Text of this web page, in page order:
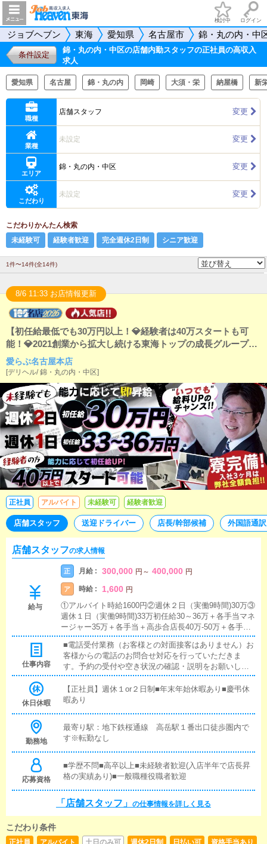
検討中 ログイン
ジョブヘブン 東海 愛知県 名古屋市 錦・丸の内・中
条件設定
錦・丸の内・中区の店舗内勤スタッフの正社員の高収入
求人
愛知県 名古屋 錦・丸の内 岡崎 大須・栄 納屋橋 新
職種
店舗スタッフ 変更
業種
未設定 変更
エリア
錦・丸の内・中区 変更
こだわり
未設定 変更
こだわりかんたん検索
未経験可
経験者歓迎 完全週休2日制 シニア歓迎
1件〜14件(全14件)
8/6 11:33 お店情報更新
【初任給最低でも30万円以上！💎経験者は40万スタートも可
能！💎2021創業から拡大し続ける東海トップの成長グループ。
「1年で20店舗展開」のため店長・幹部候補急募！チャンスを
感じたら全ベット！
愛らぶ名古屋本店
[デリヘル/錦・丸の内・中区]
正社員 アルバイト 未経験可 経験者歓迎
店舗スタッフ 送迎ドライバー 店長/幹部候補 外国語通
店舗スタッフの求人情報
給与
正 月給 : 300,000 円 ～ 400,000 円
ア 時給 : 1,600 円
①アルバイト時給1600円②週休２日（実働9時間)30万③
週休１日（実働9時間)33万初任給30～36万＋各手当マネ
ージャー35万＋各手当＋高歩合店長40万-50万＋各手当
＋高歩合経験者・スキル持ちの方初任給40万円スタート
可能です！■通勤交通費支給■ガソリン代・高速代支給
★WEBエンジニア月給35万以上可能
仕事内容
■電話受付業務（お客様との対面接客はありません）お
客様からの電話のお問合せ対応を行っていただきま
す。予約の受付や空き状況の確認・説明をお願いしま
す。予約の確定後はキャストやドライバーに通達しま
す。簡単なマニュアルや先輩スタッフに気軽に聞ける
環境ですので、未経験でも安心して働けます。■企画の
リピート率の向上】【キャストの方の入店数の増加】
など、売上UPに繋がる施策の提案を行っていただきま
す。■キャスト管理お店で働いていただいているキャス
トの方が稼げるようにインターネットを使ったPR（写
メ日記）などの使い方などのアドバイスを行っていた
サイト等の店舗情報更新作業を行っていただきます。
キャストの出勤情報やイベント、求人ブログの作成と
なります。基本的にはボタンを押すだけや、ブログの
Cが苦手な人でも簡単にできます。■清掃・備品管理お
休日休暇
【正社員】週休１or２日制■年末年始休暇あり■慶弔休
暇あり
勤務地
最寄り駅：地下鉄桜通線 高岳駅１番出口徒歩圏内で
す※転勤なし
応募資格
■学歴不問■高卒以上■未経験者歓迎(入店半年で店長昇
格の実績あり)■一般職種役職者歓迎
「店舗スタッフ」 の仕事情報を詳しく見る
こだわり条件
正社員 アルバイト 土日のみ可 週休2日制 日払い可
資格手当あり